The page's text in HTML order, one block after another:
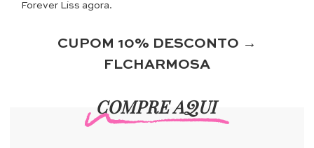
Forever Liss agora.
CUPOM 10% DESCONTO →
FLCHARMOSA
COMPRE AQUI